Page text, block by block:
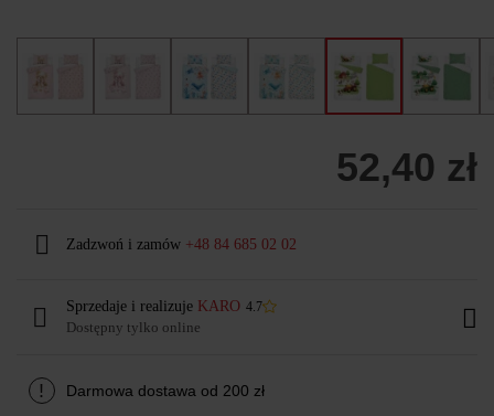
52,40 zł
Zadzwoń i zamów +48 84 685 02 02
Sprzedaje i realizuje KARO 4.7
Dostępny tylko online
! Darmowa dostawa od 200 zł